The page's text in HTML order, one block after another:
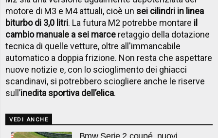
motore di M3 e M4 attuali, cioè un sei cilindri in linea
biturbo di 3,0 litri. La futura M2 potrebbe montare il
cambio manuale a sei marce retaggio della dotazione
tecnica di quelle vetture, oltre all'immancabile
automatico a doppia frizione. Non resta che aspettare
nuove notizie e, con lo scioglimento dei ghiacci
scandinavi, si potrebbero sciogliere anche le riserve
sull’inedita sportiva dell’elica.
VEDI ANCHE